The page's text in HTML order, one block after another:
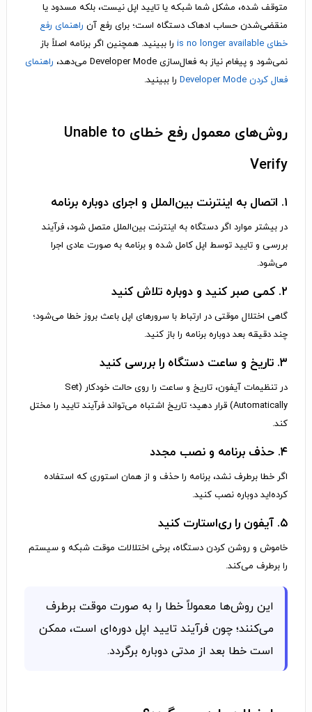
متوقف شده، مشکل شما شبکه یا تایید اپل نیست، بلکه مسدود یا
منقضی‌شدن حساب ادهاک دستگاه است؛ برای رفع آن راهنمای رفع
خطای is no longer available
را ببینید. همچنین اگر برنامه اصلاً باز
نمی‌شود و پیغام نیاز به فعال‌سازی Developer Mode می‌دهد،
راهنمای
فعال کردن Developer Mode
را ببینید.
روش‌های معمول رفع خطای Unable to
Verify
۱. اتصال به اینترنت بین‌الملل و اجرای دوباره برنامه
در بیشتر موارد اگر دستگاه به اینترنت بین‌الملل متصل شود، فرآیند
بررسی و تایید توسط اپل کامل شده و برنامه به صورت عادی اجرا
می‌شود.
۲. کمی صبر کنید و دوباره تلاش کنید
گاهی اختلال موقتی در ارتباط با سرورهای اپل باعث بروز خطا می‌شود؛
چند دقیقه بعد دوباره برنامه را باز کنید.
۳. تاریخ و ساعت دستگاه را بررسی کنید
در تنظیمات آیفون، تاریخ و ساعت را روی حالت خودکار (Set
Automatically) قرار دهید؛ تاریخ اشتباه می‌تواند فرآیند تایید را مختل
کند.
۴. حذف برنامه و نصب مجدد
اگر خطا برطرف نشد، برنامه را حذف و از همان استوری که استفاده
کرده‌اید دوباره نصب کنید.
۵. آیفون را ری‌استارت کنید
خاموش و روشن کردن دستگاه، برخی اختلالات موقت شبکه و سیستم
را برطرف می‌کند.
این روش‌ها معمولاً خطا را به صورت موقت برطرف
می‌کنند؛ چون فرآیند تایید اپل دوره‌ای است، ممکن
است خطا بعد از مدتی دوباره برگردد.